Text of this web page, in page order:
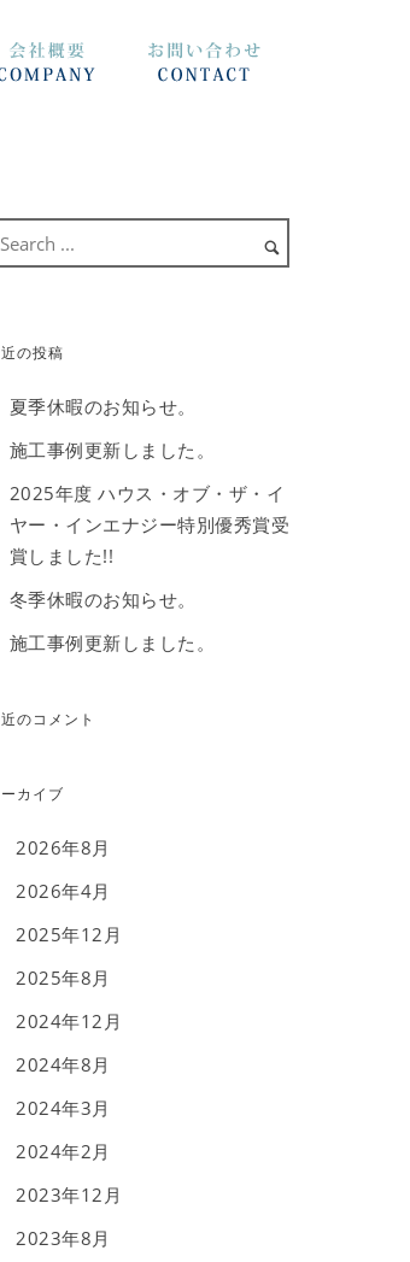
の投稿
夏季休暇のお知らせ。
施工事例更新しました。
2025年度 ハウス・オブ・ザ・イ
ヤー・インエナジー特別優秀賞受
賞しました!!
冬季休暇のお知らせ。
施工事例更新しました。
のコメント
カイブ
2026年8月
2026年4月
2025年12月
2025年8月
2024年12月
2024年8月
2024年3月
2024年2月
2023年12月
2023年8月